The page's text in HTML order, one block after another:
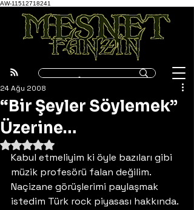
AW-11512718241
“Bir Şeyler Söylemek”
Üzerine…
24 Ağu 2008
5 üzerinden NaN yıldız
Kabul etmeliyim ki öyle bazıları gibi
müzik profesörü falan değilim.
Naçizane görüşlerimi paylaşmak
istedim Türk rock piyasası hakkında.